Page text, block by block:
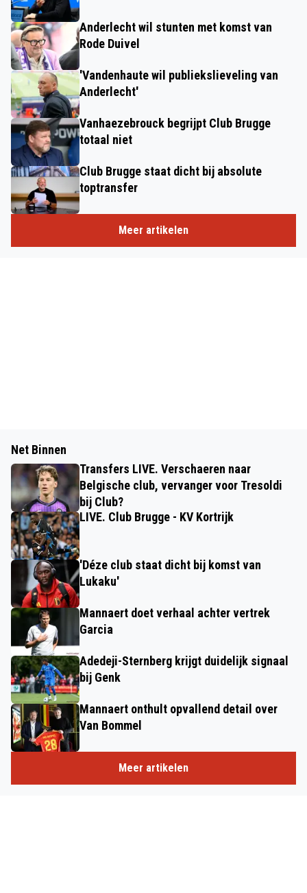
Anderlecht wil stunten met komst van
Rode Duivel
'Vandenhaute wil publiekslieveling van
Anderlecht'
Vanhaezebrouck begrijpt Club Brugge
totaal niet
Club Brugge staat dicht bij absolute
toptransfer
Meer artikelen
Net Binnen
Transfers LIVE. Verschaeren naar
Belgische club, vervanger voor Tresoldi
bij Club?
LIVE. Club Brugge - KV Kortrijk
'Déze club staat dicht bij komst van
Lukaku'
Mannaert doet verhaal achter vertrek
Garcia
Adedeji-Sternberg krijgt duidelijk signaal
bij Genk
Mannaert onthult opvallend detail over
Van Bommel
Meer artikelen